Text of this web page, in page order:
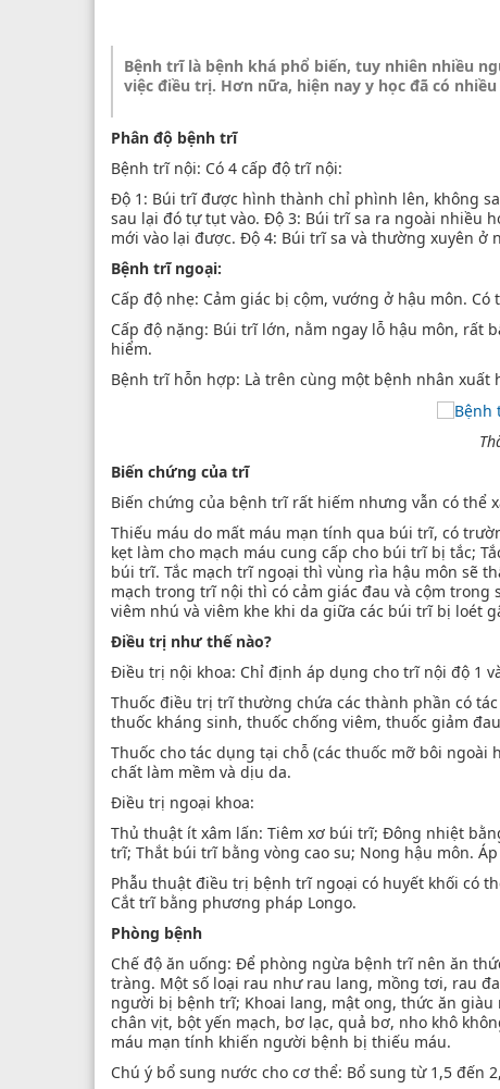
Bệnh trĩ là bệnh khá phổ biến, tuy nhiên nhiều
việc điều trị. Hơn nữa, hiện nay y học đã có
Phân độ bệnh trĩ
Bệnh trĩ nội: Có 4 cấp độ trĩ nội:
Độ 1: Búi trĩ được hình thành chỉ phình lên, không
sau lại đó tự tụt vào. Độ 3: Búi trĩ sa ra ngoài nhiều
mới vào lại được. Độ 4: Búi trĩ sa và thường xuyên ở
Bệnh trĩ ngoại:
Cấp độ nhẹ: Cảm giác bị cộm, vướng ở hậu môn.
Cấp độ nặng: Búi trĩ lớn, nằm ngay lỗ hậu môn, rất
hiểm.
Bệnh trĩ hỗn hợp: Là trên cùng một bệnh nhân
Biến chứng của trĩ
Biến chứng của bệnh trĩ rất hiếm nhưng vẫn có thể
Thiếu máu do mất máu mạn tính qua búi trĩ, có
kẹt làm cho mạch máu cung cấp cho búi trĩ bị tắc;
búi trĩ. Tắc mạch trĩ ngoại thì vùng rìa hậu môn sẽ
mạch trong trĩ nội thì có cảm giác đau và cộm
viêm nhú và viêm khe khi da giữa các búi trĩ bị loét
Điều trị như thế nào?
Điều trị nội khoa: Chỉ định áp dụng cho trĩ nội độ 1
Thuốc điều trị trĩ thường chứa các thành phần có
thuốc kháng sinh, thuốc chống viêm, thuốc giảm
Thuốc cho tác dụng tại chỗ (các thuốc mỡ bôi
chất làm mềm và dịu da.
Điều trị ngoại khoa:
Thủ thuật ít xâm lấn: Tiêm xơ búi trĩ; Đông nhiệt
trĩ; Thắt búi trĩ bằng vòng cao su; Nong hậu môn.
Phẫu thuật điều trị bệnh trĩ ngoại có huyết khối có
Cắt trĩ bằng phương pháp Longo.
Phòng bệnh
Chế độ ăn uống: Để phòng ngừa bệnh trĩ nên ăn
tràng. Một số loại rau như rau lang, mồng tơi, rau
người bị bệnh trĩ; Khoai lang, mật ong, thức ăn
chân vịt, bột yến mạch, bơ lạc, quả bơ, nho khô
máu mạn tính khiến người bệnh bị thiếu máu.
Chú ý bổ sung nước cho cơ thể: Bổ sung từ 1,5 đến